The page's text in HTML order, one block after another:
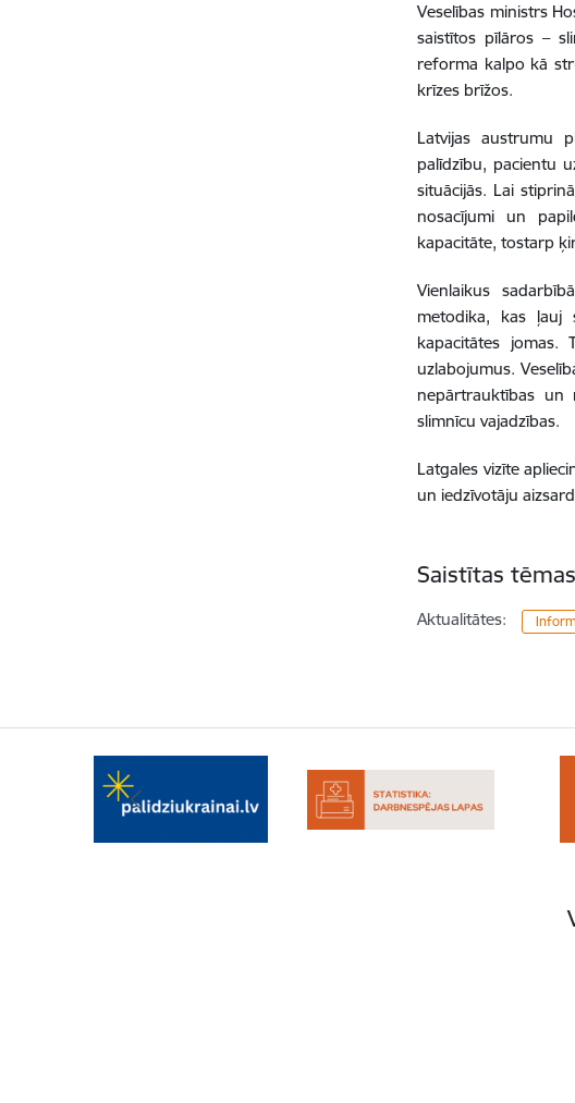
Veselības ministrs
saistītos pīlāros –
reforma kalpo kā
krīzes brīžos.
Latvijas austrumu
palīdzību, pacientu
situācijās. Lai
nosacījumi un
kapacitāte, tostarp
Vienlaikus
metodika, kas ļauj
kapacitātes jomas.
uzlabojumus.
nepārtrauktības un
slimnīcu vajadzības.
Latgales vizīte
un iedzīvotāju
Saistītas tēmas
Aktualitātes: